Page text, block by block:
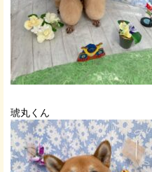
琥丸くん